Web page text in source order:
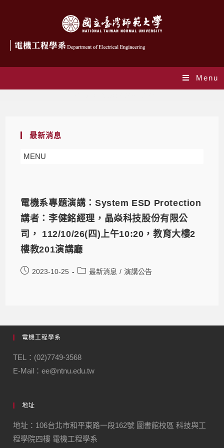
Menu
最新消息
MENU
電機系專題演講：System ESD Protection
講者：李健銘經理，晶焱科技股份有限公
司， 112/10/26(四)上午10:20，教育大樓2
樓教201演講廳
2023-10-25 最新消息 / 演講公告
電機工程學系
TEL：(02)7749-3568
E-Mail：ee@ntnu.edu.tw
地址
地址：106台北市和平東路一段162號 圖書館校區 科技與工
程學院四樓 電機工程學系